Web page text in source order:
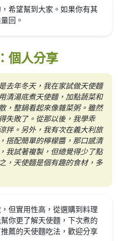
希望幫到大家。如果你有其
回。
個人分享
去年冬天，我在家試做天使麵
清湯底煮天使麵，加點蔬菜和
，整鍋看起來像雜菜粥。雖然
失敗了。從那以後，我學乖
拌。另外，我有次在義大利旅
搭配簡單的檸檬醬，那口感清
我試著複製，但總覺得少了點
，天使麵是個有趣的食材，多
但實用性高，從選購到料理
你更了解天使麵，下次煮的
薦的天使麵吃法，歡迎分享